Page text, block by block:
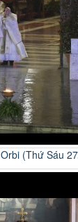
(Thứ Sáu